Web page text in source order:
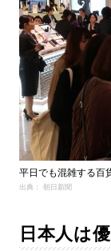
平日でも混雑する百
出典： 朝日新聞
日本人は